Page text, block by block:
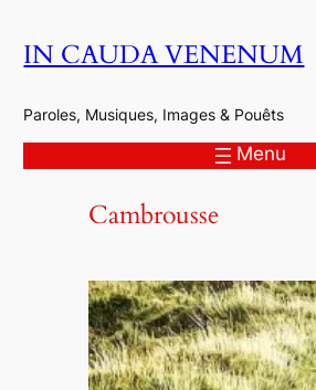
auIN CAUDA VENENUM
Paroles, Musiques, Images & Pouêts
Menu
Cambrousse